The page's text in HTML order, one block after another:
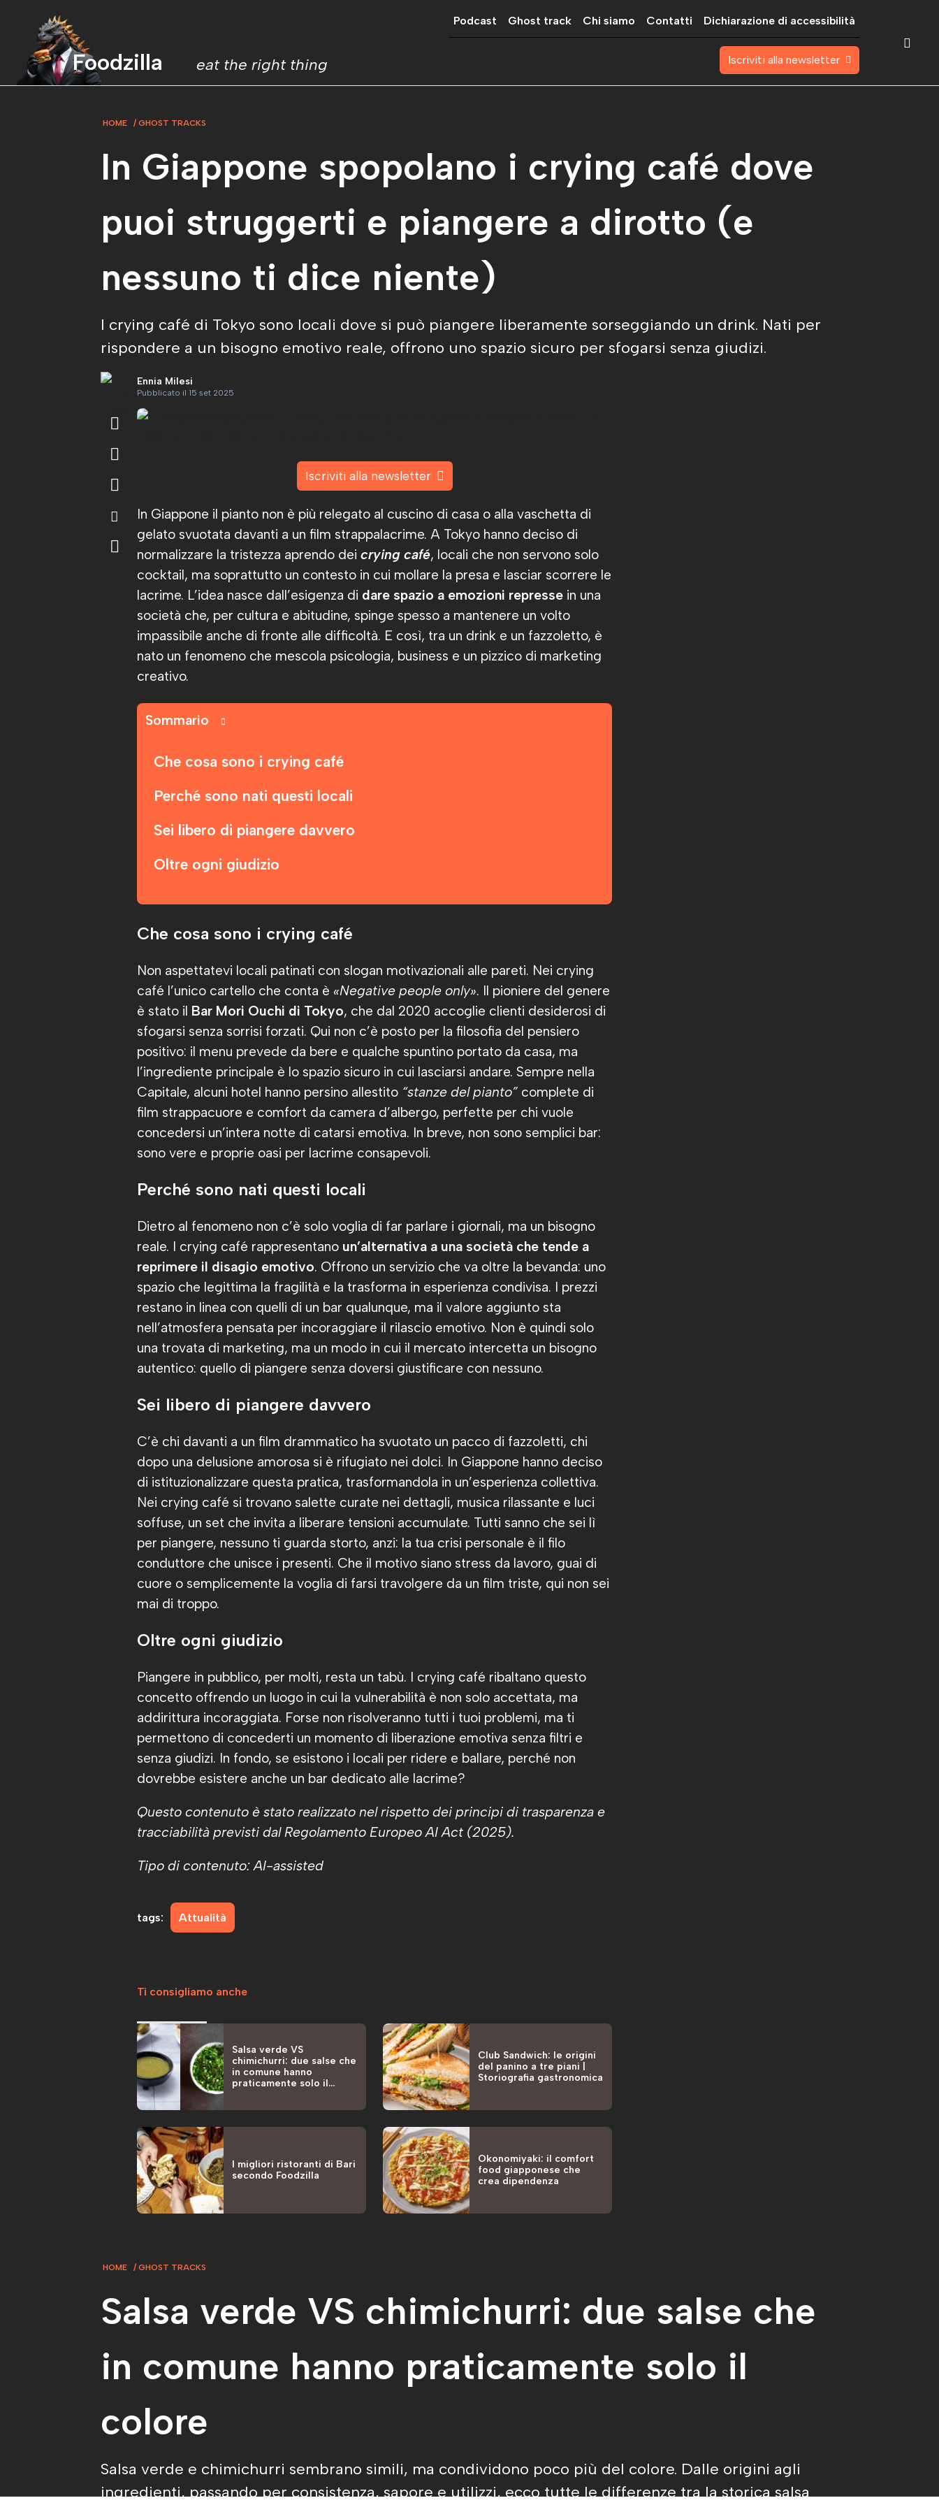
Foodzilla eat the right thing
Podcast Ghost track Chi siamo Contatti Dichiarazione di accessibilità
Iscriviti alla newsletter
HOME GHOST TRACKS
In Giappone spopolano i crying café dove
puoi struggerti e piangere a dirotto (e
nessuno ti dice niente)
I crying café di Tokyo sono locali dove si può piangere liberamente sorseggiando un drink. Nati per
rispondere a un bisogno emotivo reale, offrono uno spazio sicuro per sfogarsi senza giudizi.
Ennia Milesi
Pubblicato il 15 set 2025
Iscriviti alla newsletter
In Giappone il pianto non è più relegato al cuscino di casa o alla vaschetta di
gelato svuotata davanti a un film strappalacrime. A Tokyo hanno deciso di
normalizzare la tristezza aprendo dei crying café, locali che non servono solo
cocktail, ma soprattutto un contesto in cui mollare la presa e lasciar scorrere le
lacrime. L’idea nasce dall’esigenza di dare spazio a emozioni represse in una
società che, per cultura e abitudine, spinge spesso a mantenere un volto
impassibile anche di fronte alle difficoltà. E così, tra un drink e un fazzoletto, è
nato un fenomeno che mescola psicologia, business e un pizzico di marketing
creativo.
Sommario
Che cosa sono i crying café
Perché sono nati questi locali
Sei libero di piangere davvero
Oltre ogni giudizio
Che cosa sono i crying café
Non aspettatevi locali patinati con slogan motivazionali alle pareti. Nei crying
café l’unico cartello che conta è «Negative people only». Il pioniere del genere
è stato il Bar Mori Ouchi di Tokyo, che dal 2020 accoglie clienti desiderosi di
sfogarsi senza sorrisi forzati. Qui non c’è posto per la filosofia del pensiero
positivo: il menu prevede da bere e qualche spuntino portato da casa, ma
l’ingrediente principale è lo spazio sicuro in cui lasciarsi andare. Sempre nella
Capitale, alcuni hotel hanno persino allestito “stanze del pianto” complete di
film strappacuore e comfort da camera d’albergo, perfette per chi vuole
concedersi un’intera notte di catarsi emotiva. In breve, non sono semplici bar:
sono vere e proprie oasi per lacrime consapevoli.
Perché sono nati questi locali
Dietro al fenomeno non c’è solo voglia di far parlare i giornali, ma un bisogno
reale. I crying café rappresentano un’alternativa a una società che tende a
reprimere il disagio emotivo. Offrono un servizio che va oltre la bevanda: uno
spazio che legittima la fragilità e la trasforma in esperienza condivisa. I prezzi
restano in linea con quelli di un bar qualunque, ma il valore aggiunto sta
nell’atmosfera pensata per incoraggiare il rilascio emotivo. Non è quindi solo
una trovata di marketing, ma un modo in cui il mercato intercetta un bisogno
autentico: quello di piangere senza doversi giustificare con nessuno.
Sei libero di piangere davvero
C’è chi davanti a un film drammatico ha svuotato un pacco di fazzoletti, chi
dopo una delusione amorosa si è rifugiato nei dolci. In Giappone hanno deciso
di istituzionalizzare questa pratica, trasformandola in un’esperienza collettiva.
Nei crying café si trovano salette curate nei dettagli, musica rilassante e luci
soffuse, un set che invita a liberare tensioni accumulate. Tutti sanno che sei lì
per piangere, nessuno ti guarda storto, anzi: la tua crisi personale è il filo
conduttore che unisce i presenti. Che il motivo siano stress da lavoro, guai di
cuore o semplicemente la voglia di farsi travolgere da un film triste, qui non sei
mai di troppo.
Oltre ogni giudizio
Piangere in pubblico, per molti, resta un tabù. I crying café ribaltano questo
concetto offrendo un luogo in cui la vulnerabilità è non solo accettata, ma
addirittura incoraggiata. Forse non risolveranno tutti i tuoi problemi, ma ti
permettono di concederti un momento di liberazione emotiva senza filtri e
senza giudizi. In fondo, se esistono i locali per ridere e ballare, perché non
dovrebbe esistere anche un bar dedicato alle lacrime?
Questo contenuto è stato realizzato nel rispetto dei principi di trasparenza e
tracciabilità previsti dal Regolamento Europeo AI Act (2025).
Tipo di contenuto: AI-assisted
tags: Attualità
Ti consigliamo anche
Salsa verde VS
chimichurri: due salse che
in comune hanno
praticamente solo il
Club Sandwich: le origini
del panino a tre piani |
Storiografia gastronomica
I migliori ristoranti di Bari
secondo Foodzilla
Okonomiyaki: il comfort
food giapponese che
crea dipendenza
HOME GHOST TRACKS
Salsa verde VS chimichurri: due salse che
in comune hanno praticamente solo il
colore
Salsa verde e chimichurri sembrano simili, ma condividono poco più del colore. Dalle origini agli
ingredienti, passando per consistenza, sapore e utilizzi, ecco tutte le differenze tra la storica salsa